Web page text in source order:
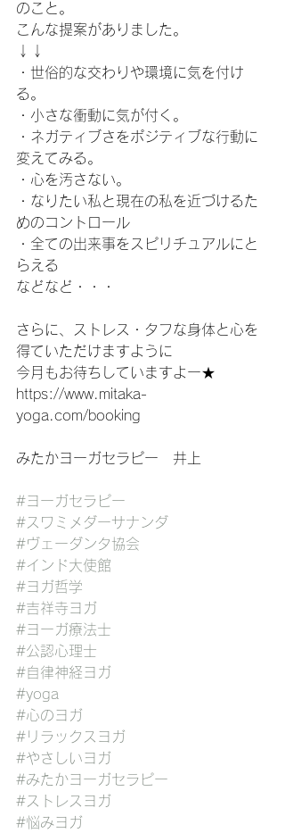
のこと。
こんな提案がありました。
↓↓
・世俗的な交わりや環境に気を付け
る。
・小さな衝動に気が付く。
・ネガティブさをポジティブな行動に
変えてみる。
・心を汚さない。
・なりたい私と現在の私を近づけるた
めのコントロール
・全ての出来事をスピリチュアルにと
らえる
などなど・・・
さらに、ストレス・タフな身体と心を
得ていただけますように
今月もお待ちしていますよー★
https://www.mitaka-
yoga.com/booking
みたかヨーガセラピー　井上
#ヨーガセラピー
#スワミメダーサナンダ
#ヴェーダンタ協会
#インド大使館
#ヨガ哲学
#吉祥寺ヨガ
#ヨーガ療法士
#公認心理士
#自律神経ヨガ
#yoga
#心のヨガ
#リラックスヨガ
#やさしいヨガ
#みたかヨーガセラピー
#ストレスヨガ
#悩みヨガ